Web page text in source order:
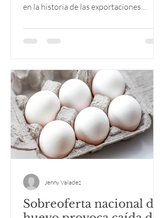
en la historia de las exportaciones
Sobreoferta nacional de
Jenny Valadez